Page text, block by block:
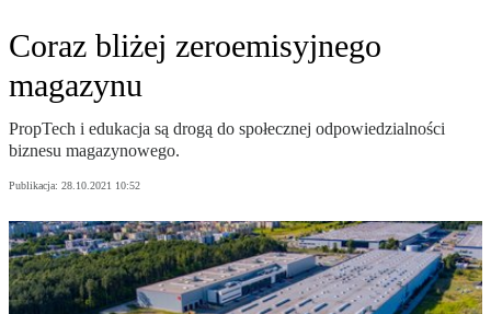
Coraz bliżej zeroemisyjnego
magazynu
PropTech i edukacja są drogą do społecznej odpowiedzialności
biznesu magazynowego.
Publikacja: 28.10.2021 10:52